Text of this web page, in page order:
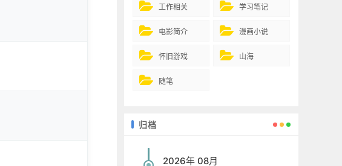
工作相关 学习笔记
电影简介 漫画小说
怀旧游戏 山海
随笔
归档
2026年 08月